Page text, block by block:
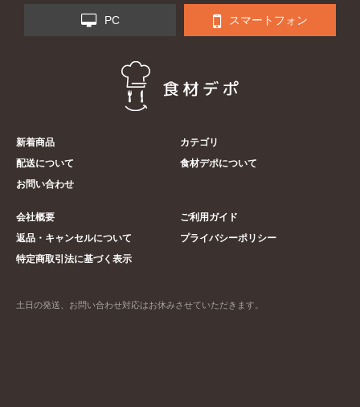
PC スマートフォン
新着商品
カテゴリ
配送について
食材デポについて
お問い合わせ
会社概要
ご利用ガイド
返品・キャンセルについて
プライバシーポリシー
特定商取引法に基づく表示
土日の発送、お問い合わせ対応はお休みさせていただきます。